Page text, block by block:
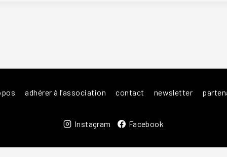
adhérer à l’association contact newsletter
Instagram Facebook